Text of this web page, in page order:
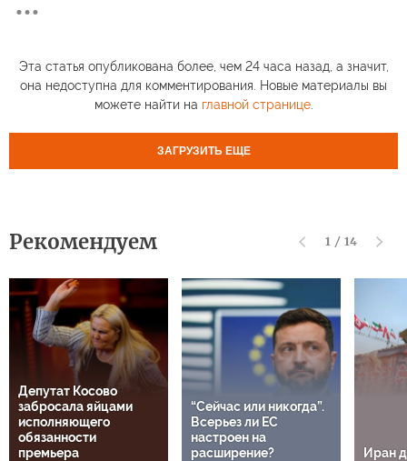
Эта статья опубликована более, чем 24 часа назад, а значит,
она недоступна для комментирования. Новые материалы вы
можете найти на главной странице.
ЗАГРУЗИТЬ ЕЩЕ
Рекомендуем 1 / 14
Депутат Косово
забросала яйцами
исполняющего
обязанности
премьера
“Сейчас или никогда”.
Всерьез ли ЕС
настроен на
расширение?
Иран